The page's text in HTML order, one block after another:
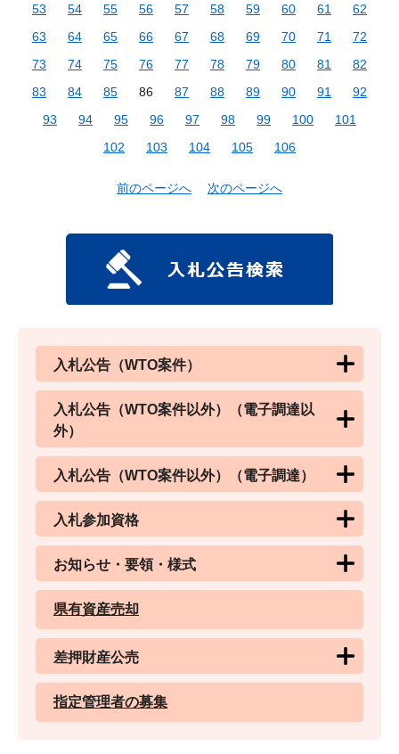
53
54 55 56 57 58 59 60 61
62
63
64 65 66 67 68 69 70 71
72
73
74 75 76 77 78 79 80 81
82
83
84 85 86 87 88 89 90 91
92
93
94 95 96 97 98 99 100
101
102
103 104 105 106
前のページへ 次のページへ
入札公告（WTO案件）
入札公告（WTO案件以外）（電子調達以
外）
入札公告（WTO案件以外）（電子調達）
入札参加資格
お知らせ・要領・様式
県有資産売却
差押財産公売
指定管理者の募集